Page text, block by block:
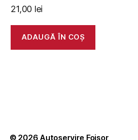
21,00 lei
ADAUGĂ ÎN COȘ
© 2026 Autoservire Foisor